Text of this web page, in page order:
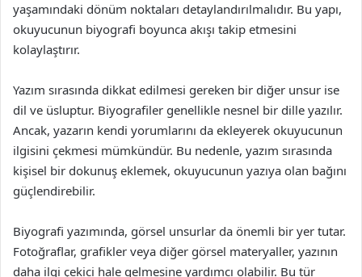
yaşamındaki dönüm noktaları detaylandırılmalıdır. Bu yapı,
okuyucunun biyografi boyunca akışı takip etmesini
kolaylaştırır.
Yazım sırasında dikkat edilmesi gereken bir diğer unsur ise
dil ve üsluptur. Biyografiler genellikle nesnel bir dille yazılır.
Ancak, yazarın kendi yorumlarını da ekleyerek okuyucunun
ilgisini çekmesi mümkündür. Bu nedenle, yazım sırasında
kişisel bir dokunuş eklemek, okuyucunun yazıya olan bağını
güçlendirebilir.
Biyografi yazımında, görsel unsurlar da önemli bir yer tutar.
Fotoğraflar, grafikler veya diğer görsel materyaller, yazının
daha ilgi çekici hale gelmesine yardımcı olabilir. Bu tür